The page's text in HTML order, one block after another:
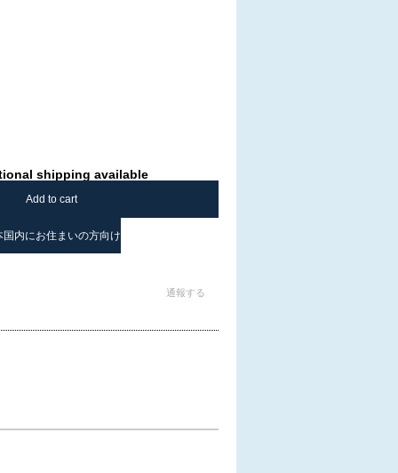
shipping available
Add to cart
国内にお住まいの方向け
通報する